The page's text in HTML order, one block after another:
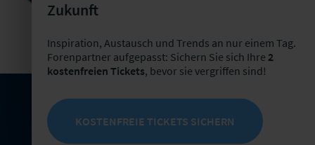
Themenrelevante
Zukunft
Inspiration, Austausch und Trends an nur einem Tag.
Forenpartner aufgepasst: Sichern Sie sich Ihre 2
kostenfreien Tickets, bevor sie vergriffen sind!
KOSTENFREIE TICKETS SICHERN